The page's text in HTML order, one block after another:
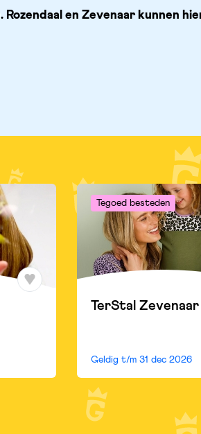
Rozendaal en Zevenaar kunnen
Tegoed besteden
TerStal Zevenaar
Geldig t/m 31 dec 2026